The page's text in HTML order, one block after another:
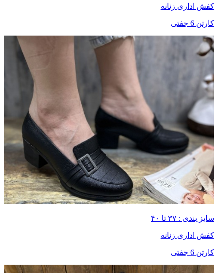
کفش اداری زنانه
کارتن 6 جفتی
سایز بندی : ۳۷ تا ۴۰
کفش اداری زنانه
کارتن 6 جفتی